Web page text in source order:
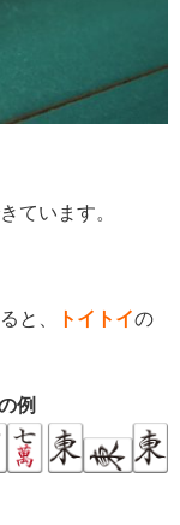
ています。
と、 トイトイの
例